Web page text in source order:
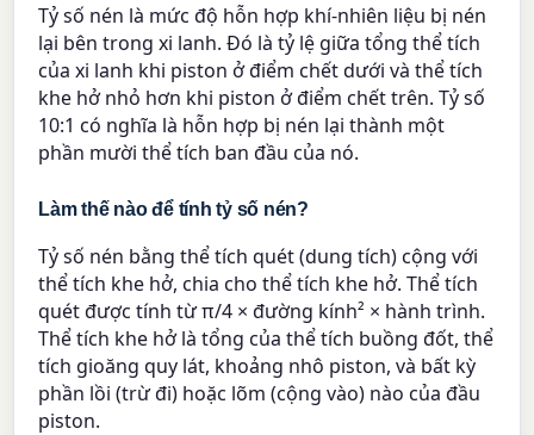
Tỷ số nén là mức độ hỗn hợp khí-nhiên liệu bị nén
lại bên trong xi lanh. Đó là tỷ lệ giữa tổng thể tích
của xi lanh khi piston ở điểm chết dưới và thể tích
khe hở nhỏ hơn khi piston ở điểm chết trên. Tỷ số
10:1 có nghĩa là hỗn hợp bị nén lại thành một
phần mười thể tích ban đầu của nó.
Làm thế nào để tính tỷ số nén?
Tỷ số nén bằng thể tích quét (dung tích) cộng với
thể tích khe hở, chia cho thể tích khe hở. Thể tích
quét được tính từ π/4 × đường kính² × hành trình.
Thể tích khe hở là tổng của thể tích buồng đốt, thể
tích gioăng quy lát, khoảng nhô piston, và bất kỳ
phần lồi (trừ đi) hoặc lõm (cộng vào) nào của đầu
piston.